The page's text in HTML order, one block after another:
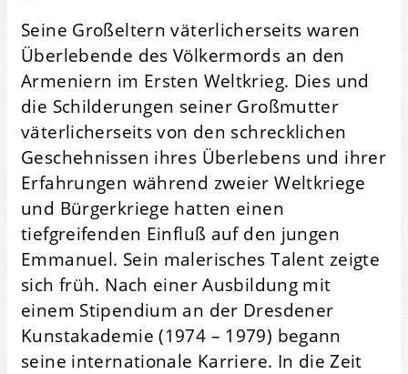
Seine Großeltern väterlicherseits waren
Überlebende des Völkermords an den
Armeniern im Ersten Weltkrieg. Dies und
die Schilderungen seiner Großmutter
väterlicherseits von den schrecklichen
Geschehnissen ihres Überlebens und ihrer
Erfahrungen während zweier Weltkriege
und Bürgerkriege hatten einen
tiefgreifenden Einfluß auf den jungen
Emmanuel. Sein malerisches Talent zeigte
sich früh. Nach einer Ausbildung mit
einem Stipendium an der Dresdener
Kunstakademie (1974 – 1979) begann
seine internationale Karriere. In die Zeit